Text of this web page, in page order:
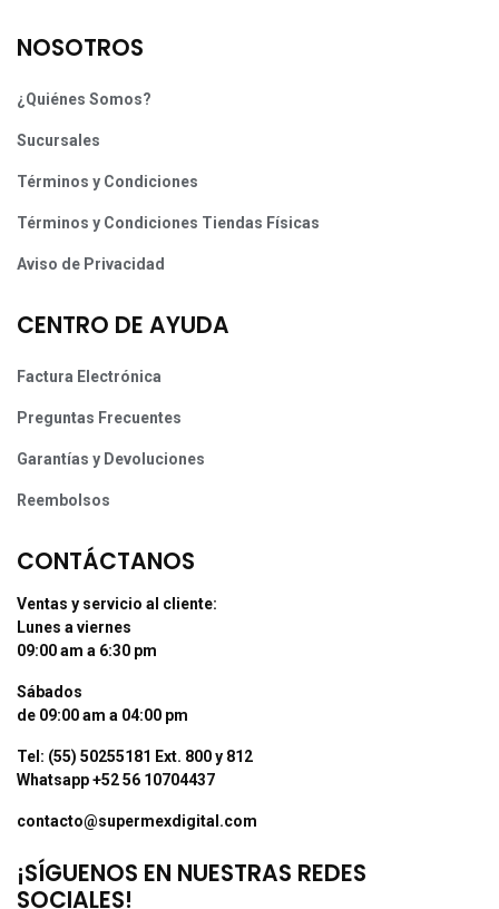
NOSOTROS
¿Quiénes Somos?
Sucursales
Términos y Condiciones
Términos y Condiciones Tiendas Físicas
Aviso de Privacidad
CENTRO DE AYUDA
Factura Electrónica
Preguntas Frecuentes
Garantías y Devoluciones
Reembolsos
CONTÁCTANOS
Ventas y servicio al cliente:
Lunes a viernes
09:00 am a 6:30 pm
Sábados
de 09:00 am a 04:00 pm
Tel: (55) 50255181 Ext. 800 y 812
Whatsapp +52 56 10704437
contacto@supermexdigital.com
¡SÍGUENOS EN NUESTRAS REDES
SOCIALES!